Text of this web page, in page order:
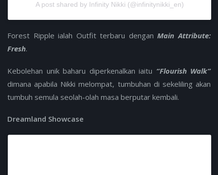
A post shared by Infinity Nikki (@infinitynikki_en)
Forest Ripple ialah Outfit terbaru denganMain Attribute:
Fresh.
Kebolehan unik baharu diperkenalkan iaitu “Flourish Walk”
dimana apabila Nikki melompat, tumbuhan di sekeliling akan
tumbuh semula seolah-olah masa berputar kembali.
Dreamland Showcase